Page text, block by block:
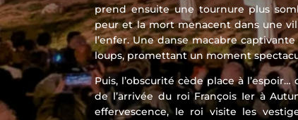
prend ensuite une tournure plus
peur et la mort menacent dans une
l’enfer. Une danse macabre
loups, promettant un moment
Puis, l’obscurité cède place à
de l’arrivée du roi François Ier à
effervescence, le roi visite les